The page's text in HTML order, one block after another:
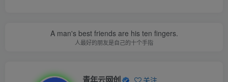
A man's best friends are his ten fingers.
人最好的朋友是自己的十个手指
关注